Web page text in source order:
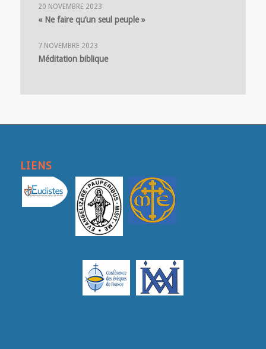
20 NOVEMBRE 2023
« Ne faire qu’un seul peuple »
7 NOVEMBRE 2023
Méditation biblique
LIENS